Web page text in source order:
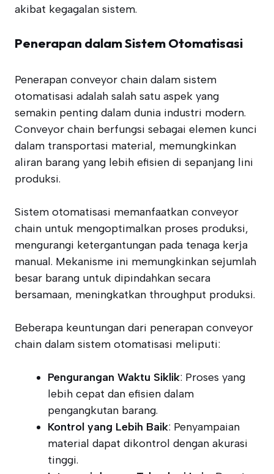
akibat kegagalan sistem.
Penerapan dalam Sistem Otomatisasi
Penerapan conveyor chain dalam sistem
otomatisasi adalah salah satu aspek yang
semakin penting dalam dunia industri modern.
Conveyor chain berfungsi sebagai elemen kunci
dalam transportasi material, memungkinkan
aliran barang yang lebih efisien di sepanjang lini
produksi.
Sistem otomatisasi memanfaatkan conveyor
chain untuk mengoptimalkan proses produksi,
mengurangi ketergantungan pada tenaga kerja
manual. Mekanisme ini memungkinkan sejumlah
besar barang untuk dipindahkan secara
bersamaan, meningkatkan throughput produksi.
Beberapa keuntungan dari penerapan conveyor
chain dalam sistem otomatisasi meliputi:
Pengurangan Waktu Siklik: Proses yang
lebih cepat dan efisien dalam
pengangkutan barang.
Kontrol yang Lebih Baik: Penyampaian
material dapat dikontrol dengan akurasi
tinggi.